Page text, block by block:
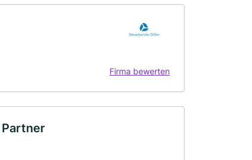
Firma bewerten
Partner